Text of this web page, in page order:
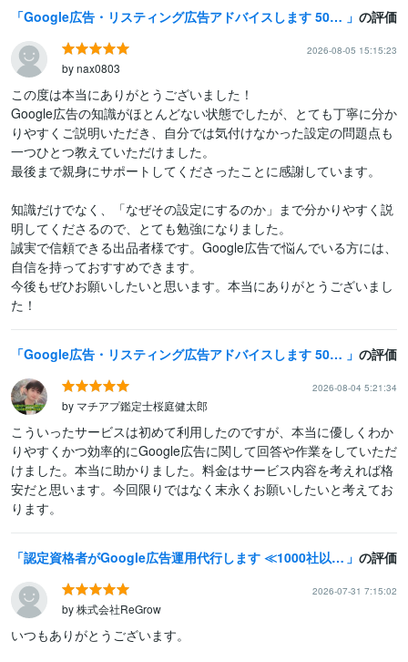
Google広告・リスティング広告アドバイスします 5000社対応・Google公式コンサルの初期設定や広告相談 の評価
2026-08-05 15:15:23
by nax0803
この度は本当にありがとうございました！
Google広告の知識がほとんどない状態でしたが、とても丁寧に分か
りやすくご説明いただき、自分では気付けなかった設定の問題点も
一つひとつ教えていただけました。
最後まで親身にサポートしてくださったことに感謝しています。
知識だけでなく、「なぜその設定にするのか」まで分かりやすく説
明してくださるので、とても勉強になりました。
誠実で信頼できる出品者様です。Google広告で悩んでいる方には、
自信を持っておすすめできます。
今後もぜひお願いしたいと思います。本当にありがとうございまし
た！
Google広告・リスティング広告アドバイスします 5000社対応・Google公式コンサルの初期設定や広告相談 の評価
2026-08-04 5:21:34
by マチアプ鑑定士桜庭健太郎
こういったサービスは初めて利用したのですが、本当に優しくわか
りやすくかつ効率的にGoogle広告に関して回答や作業をしていただ
けました。本当に助かりました。料金はサービス内容を考えれば格
安だと思います。今回限りではなく末永くお願いしたいと考えてお
ります。
認定資格者がGoogle広告運用代行します ≪1000社以上≫Google認定パートナーがお悩みを解決 の評価
2026-07-31 7:15:02
by 株式会社ReGrow
いつもありがとうございます。